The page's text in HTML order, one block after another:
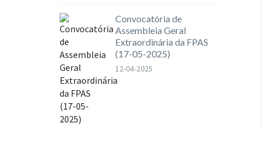
Convocatória de
Assembleia Geral
Extraordinária da FPAS
(17-05-2025)
12-04-2025